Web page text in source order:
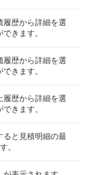
履歴から詳細を選
きます。
履歴から詳細を選
きます。
履歴から詳細を選
きます。
ると見積明細の最
。